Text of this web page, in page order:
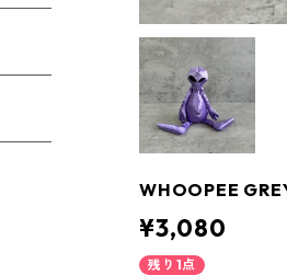
WHOOPEE
¥3,080
残り1点